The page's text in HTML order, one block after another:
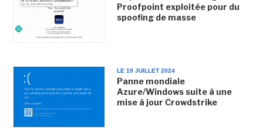
Proofpoint exploitée pour du
spoofing de masse
LE 19 JUILLET 2024
Panne mondiale
Azure/Windows suite à une
mise à jour Crowdstrike